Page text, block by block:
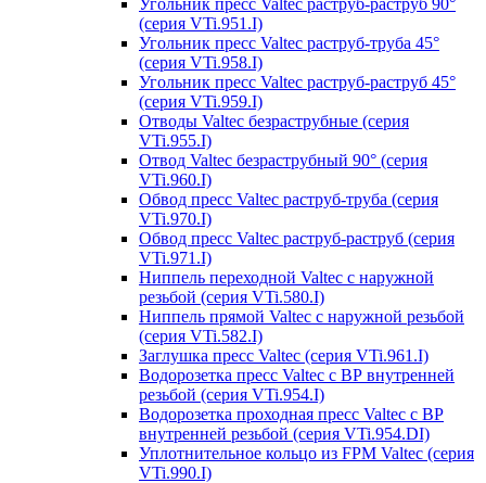
Угольник пресс Valtec раструб-раструб 90°
(серия VTi.951.I)
Угольник пресс Valtec раструб-труба 45°
(серия VTi.958.I)
Угольник пресс Valtec раструб-раструб 45°
(серия VTi.959.I)
Отводы Valtec безраструбные (серия
VTi.955.I)
Отвод Valtec безраструбный 90° (серия
VTi.960.I)
Обвод пресс Valtec раструб-труба (серия
VTi.970.I)
Обвод пресс Valtec раструб-раструб (серия
VTi.971.I)
Ниппель переходной Valtec с наружной
резьбой (серия VTi.580.I)
Ниппель прямой Valtec с наружной резьбой
(серия VTi.582.I)
Заглушка пресс Valtec (серия VTi.961.I)
Водорозетка пресс Valtec с ВР внутренней
резьбой (серия VTi.954.I)
Водорозетка проходная пресс Valtec с ВР
внутренней резьбой (серия VTi.954.DI)
Уплотнительное кольцо из FPM Valtec (серия
VTi.990.I)